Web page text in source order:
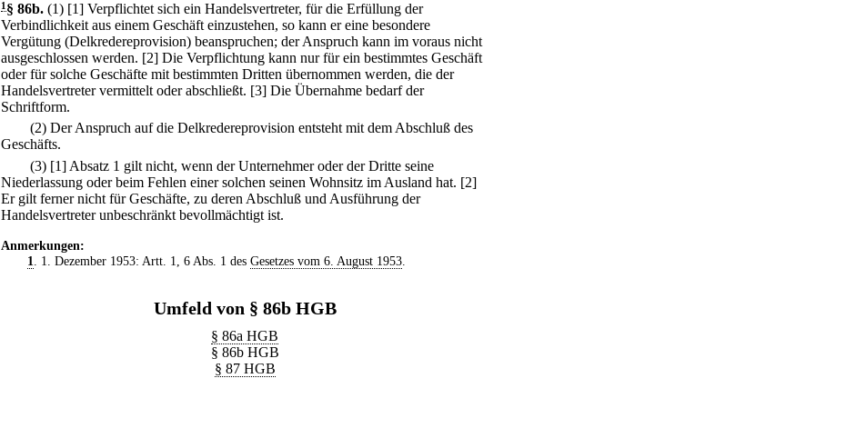
1 § 86b. (1) [1] Verpflichtet sich ein Handelsvertreter, für die Erfüllung der
Verbindlichkeit aus einem Geschäft einzustehen, so kann er eine besondere
Vergütung (Delkredereprovision) beanspruchen; der Anspruch kann im voraus nicht
ausgeschlossen werden. [2] Die Verpflichtung kann nur für ein bestimmtes Geschäft
oder für solche Geschäfte mit bestimmten Dritten übernommen werden, die der
Handelsvertreter vermittelt oder abschließt. [3] Die Übernahme bedarf der
Schriftform.
(2) Der Anspruch auf die Delkredereprovision entsteht mit dem Abschluß des
Geschäfts.
(3) [1] Absatz 1 gilt nicht, wenn der Unternehmer oder der Dritte seine
Niederlassung oder beim Fehlen einer solchen seinen Wohnsitz im Ausland hat. [2]
Er gilt ferner nicht für Geschäfte, zu deren Abschluß und Ausführung der
Handelsvertreter unbeschränkt bevollmächtigt ist.
Anmerkungen:
1
. 1. Dezember 1953: Artt. 1, 6 Abs. 1 des Gesetzes vom 6. August 1953.
Umfeld von § 86b HGB
§ 86a HGB
§ 86b HGB
§ 87 HGB